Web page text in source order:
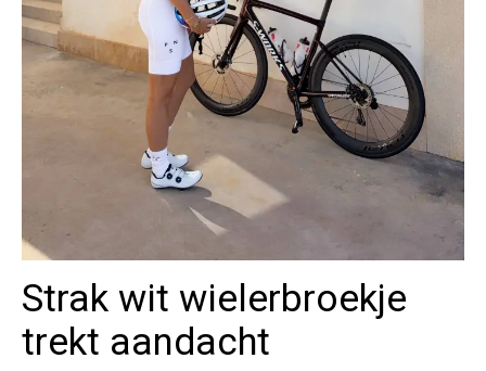
Strak wit wielerbroekje
trekt aandacht